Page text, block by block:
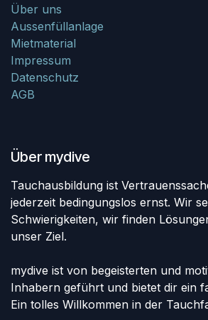
Über uns
Aussenfüllanlage
Mietmaterial
Impressum
Datenschutz
AGB
Über mydive
Tauchausbildung ist
jederzeit bedingungslos ernst. Wir
Schwierigkeiten, wir finden
unser Ziel.
mydive ist von begeisterten und
Inhabern geführt und bietet dir ein
Ein tolles Willkommen in der